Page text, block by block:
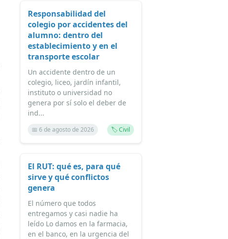
Responsabilidad del
colegio por accidentes del
alumno: dentro del
establecimiento y en el
transporte escolar
Un accidente dentro de un
colegio, liceo, jardín infantil,
instituto o universidad no
genera por sí solo el deber de
ind...
📅 6 de agosto de 2026 🏷️ Civil
El RUT: qué es, para qué
sirve y qué conflictos
genera
El número que todos
entregamos y casi nadie ha
leído Lo damos en la farmacia,
en el banco, en la urgencia del